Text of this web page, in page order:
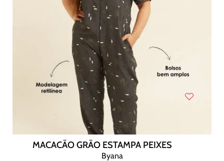
MACACÃO GRÃO ESTAMPA PEIXES
Byana